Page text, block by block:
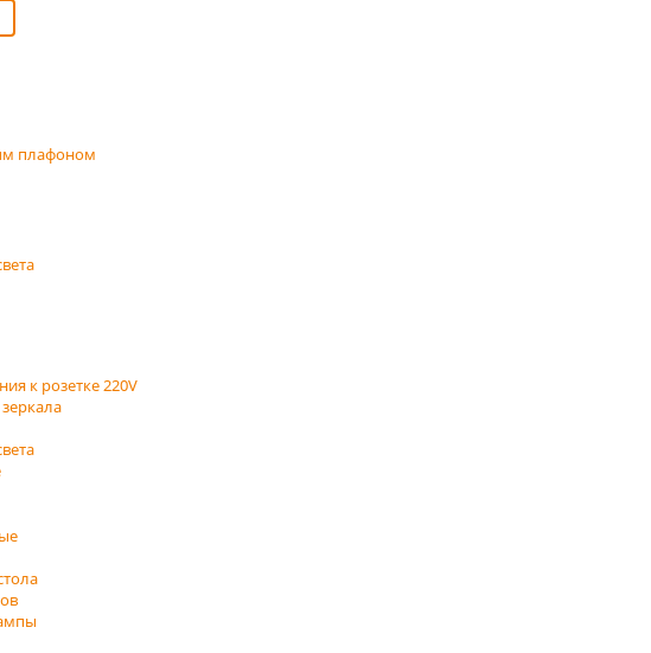
плафоном
к розетке 220V